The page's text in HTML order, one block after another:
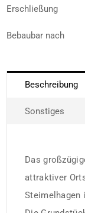
Erschließung
Bebaubar nach
Beschreibung
Sonstiges
Das
attraktiver
Steimelhagen